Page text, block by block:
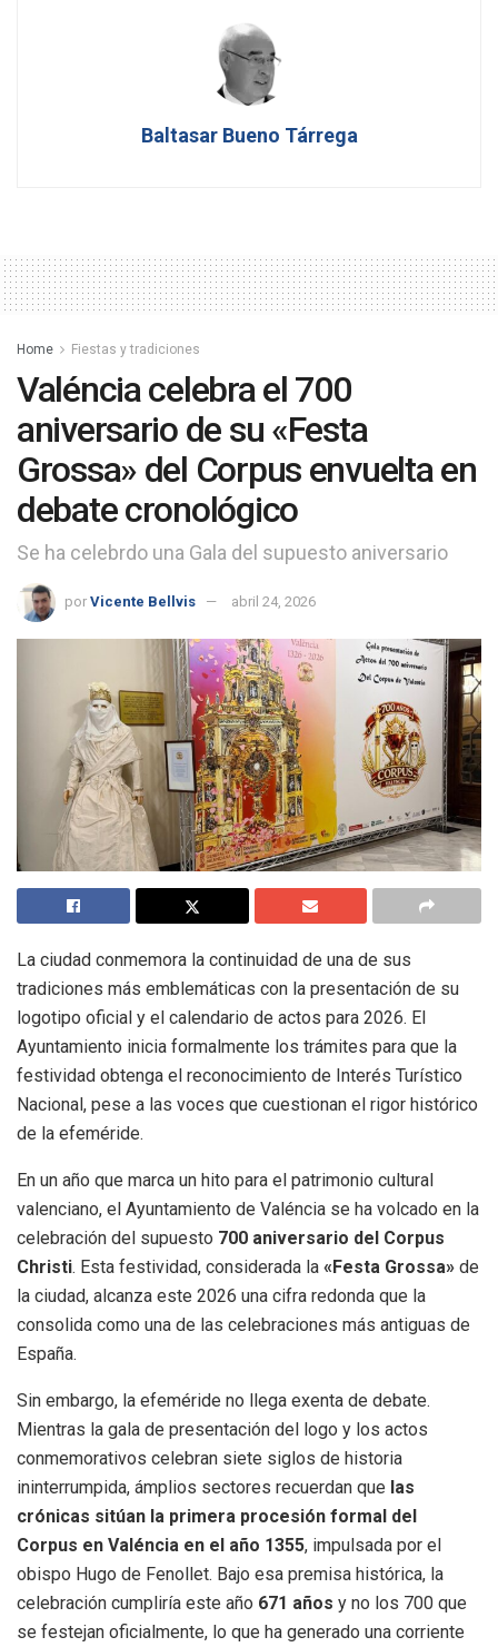
Baltasar Bueno Tárrega
Home Fiestas y tradiciones
Valéncia celebra el 700
aniversario de su «Festa
Grossa» del Corpus envuelta en
debate cronológico
Se ha celebrdo una Gala del supuesto aniversario
por Vicente Bellvis abril 24, 2026
La ciudad conmemora la continuidad de una de sus
tradiciones más emblemáticas con la presentación de su
logotipo oficial y el calendario de actos para 2026. El
Ayuntamiento inicia formalmente los trámites para que la
festividad obtenga el reconocimiento de Interés Turístico
Nacional, pese a las voces que cuestionan el rigor histórico
de la efeméride.
En un año que marca un hito para el patrimonio cultural
valenciano, el Ayuntamiento de Valéncia se ha volcado en la
celebración del supuesto 700 aniversario del Corpus
Christi. Esta festividad, considerada la «Festa Grossa» de
la ciudad, alcanza este 2026 una cifra redonda que la
consolida como una de las celebraciones más antiguas de
España.
Sin embargo, la efeméride no llega exenta de debate.
Mientras la gala de presentación del logo y los actos
conmemorativos celebran siete siglos de historia
ininterrumpida, ámplios sectores recuerdan que las
crónicas sitúan la primera procesión formal del
Corpus en Valéncia en el año 1355, impulsada por el
obispo Hugo de Fenollet. Bajo esa premisa histórica, la
celebración cumpliría este año 671 años y no los 700 que
se festejan oficialmente, lo que ha generado una corriente